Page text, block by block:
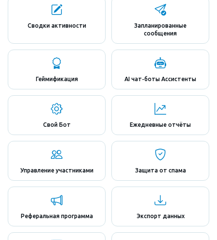
Сводки активности
Запланированные
сообщения
Геймификация AI чат-боты Ассистенты
Свой Бот Ежедневные отчёты
Управление участниками Защита от спама
Реферальная программа Экспорт данных